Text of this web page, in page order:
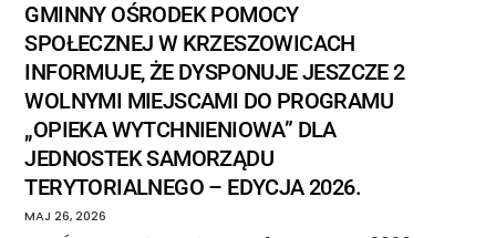
GMINNY OŚRODEK POMOCY
SPOŁECZNEJ W KRZESZOWICACH
INFORMUJE, ŻE DYSPONUJE JESZCZE 2
WOLNYMI MIEJSCAMI DO PROGRAMU
„OPIEKA WYTCHNIENIOWA” DLA
JEDNOSTEK SAMORZĄDU
TERYTORIALNEGO – EDYCJA 2026.
MAJ 26,2026